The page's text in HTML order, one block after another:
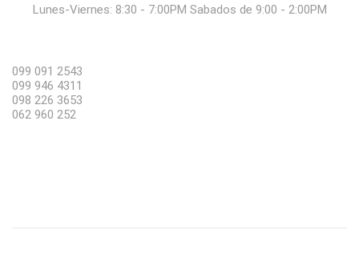
Lunes-Viernes: 8:30 - 7:00PM Sabados de 9:00 - 2:00PM
099 091 2543
099 946 4311
098 226 3653
062 960 252